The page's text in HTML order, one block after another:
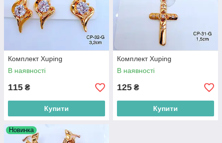
Комплект Xuping
В наявності
115 ₴
Купити
Комплект Xuping
В наявності
125 ₴
Купити
Новинка